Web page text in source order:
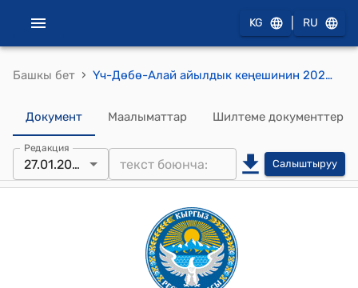
KG RU
Башкы бет › Үч-Дөбө-Алай айылдык кеңешинин 2026-жылдын 27-январындагы, №3 Үч-Дөбө-Алай айыл аймагынын 2026-жылга түзүлгөн жайыт бюджетин бекитүү жөнүндө токтому
Документ Маалыматтар Шилтеме документтер
Редакция
27.01.2026 Салыштыруу